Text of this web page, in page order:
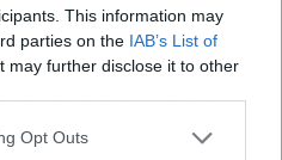
This information may
parties on the IAB’s List of
may further disclose it to other
Opt Outs
disponen de
que a la de los
el geófono se
levantando extensos
aparato, la